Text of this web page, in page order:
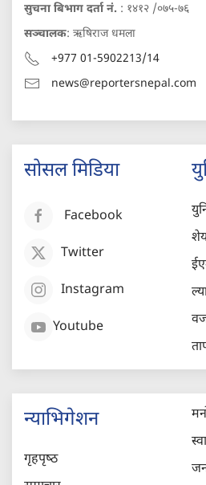
सुचना बिभाग दर्ता नं. : १४१२ /०७५-७६
सञ्चालक: ऋषिराज धमला
+977 01-5902213/14
news@reportersnepal.com
सोसल मिडिया
Facebook
Twitter
Instagram
Youtube
न्याभिगेशन
गृहपृष्‍ठ